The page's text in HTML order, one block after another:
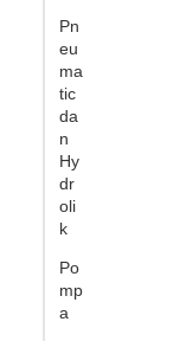
Pn
eu
ma
tic
da
n
Hy
dr
oli
k
Po
mp
a